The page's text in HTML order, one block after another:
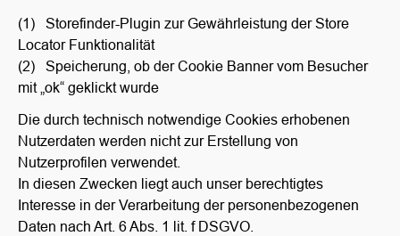
(1) Storefinder-Plugin zur Gewährleistung der Store
Locator Funktionalität
(2) Speicherung, ob der Cookie Banner vom Besucher
mit „ok“ geklickt wurde
Die durch technisch notwendige Cookies erhobenen
Nutzerdaten werden nicht zur Erstellung von
Nutzerprofilen verwendet.
In diesen Zwecken liegt auch unser berechtigtes
Interesse in der Verarbeitung der personenbezogenen
Daten nach Art. 6 Abs. 1 lit. f DSGVO.